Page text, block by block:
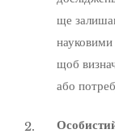
ще
науковими
щоб
або